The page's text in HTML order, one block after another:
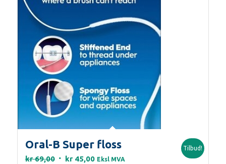
Oral-B Super floss
kr69,00 Opprinnelig
kr45,00Nåværende
Eksl MVA
Tilbud!